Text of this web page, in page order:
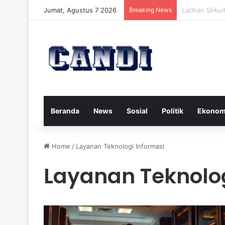
Jumat, Agustus 7 2026 Breaking News Strategi
Beranda News Sosial Politik
Home / Layanan Teknologi Informasi
Layanan